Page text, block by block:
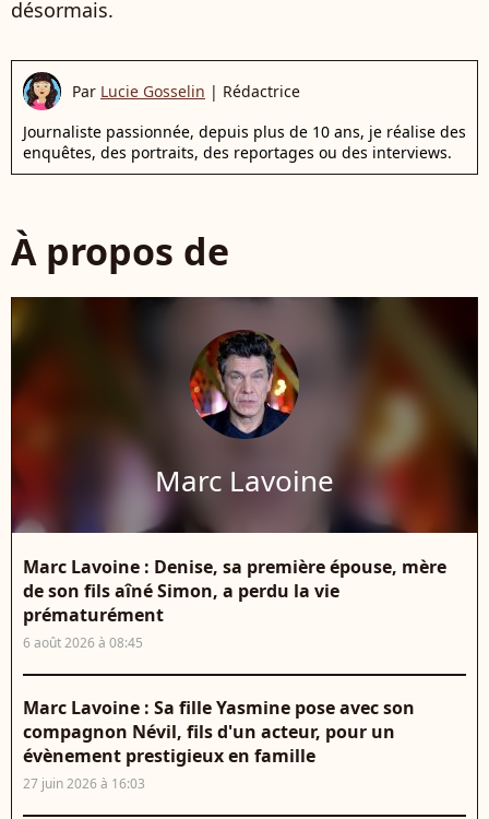
désormais.
Par Lucie Gosselin | Rédactrice
Journaliste passionnée, depuis plus de 10 ans, je réalise des
enquêtes, des portraits, des reportages ou des interviews.
À propos de
Marc Lavoine
Marc Lavoine : Denise, sa première épouse, mère
de son fils aîné Simon, a perdu la vie
prématurément
6 août 2026 à 08:45
Marc Lavoine : Sa fille Yasmine pose avec son
compagnon Névil, fils d'un acteur, pour un
évènement prestigieux en famille
27 juin 2026 à 16:03